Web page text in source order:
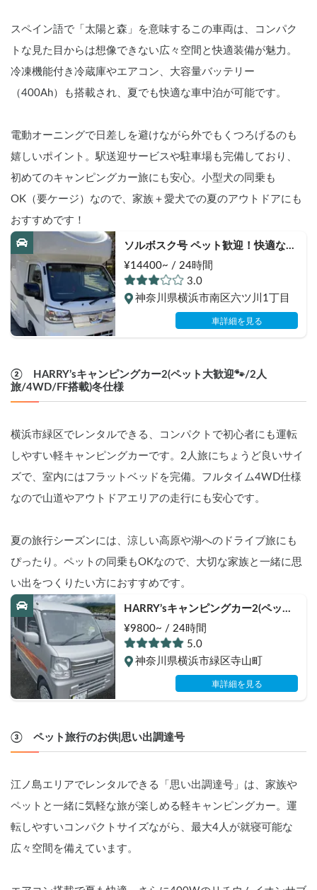
スペイン語で「太陽と森」を意味するこの車両は、コンパク
トな見た目からは想像できない広々空間と快適装備が魅力。
冷凍機能付き冷蔵庫やエアコン、大容量バッテリー
（400Ah）も搭載され、夏でも快適な車中泊が可能です。
電動オーニングで日差しを避けながら外でもくつろげるのも
嬉しいポイント。駅送迎サービスや駐車場も完備しており、
初めてのキャンピングカー旅にも安心。小型犬の同乗も
OK（要ケージ）なので、家族＋愛犬での夏のアウトドアにも
おすすめです！
ソルボスク号 ペット歓迎！快適な軽
キャンで車中泊！
¥14400~ / 24時間
3.0
神奈川県横浜市南区六ツ川1丁目
車詳細を見る
②　HARRY’sキャンピングカー2(ペット大歓迎🐾/2人
旅/4WD/FF搭載)冬仕様
横浜市緑区でレンタルできる、コンパクトで初心者にも運転
しやすい軽キャンピングカーです。2人旅にちょうど良いサイ
ズで、室内にはフラットベッドを完備。フルタイム4WD仕様
なので山道やアウトドアエリアの走行にも安心です。
夏の旅行シーズンには、涼しい高原や湖へのドライブ旅にも
ぴったり。ペットの同乗もOKなので、大切な家族と一緒に思
い出をつくりたい方におすすめです。
HARRY’sキャンピングカー2(ペット
大歓迎🐾/2人旅/4WD/FF搭載)冬仕
様
¥9800~ / 24時間
5.0
神奈川県横浜市緑区寺山町
車詳細を見る
③　ペット旅行のお供|思い出調達号
江ノ島エリアでレンタルできる「思い出調達号」は、家族や
ペットと一緒に気軽な旅が楽しめる軽キャンピングカー。運
転しやすいコンパクトサイズながら、最大4人が就寝可能な
広々空間を備えています。